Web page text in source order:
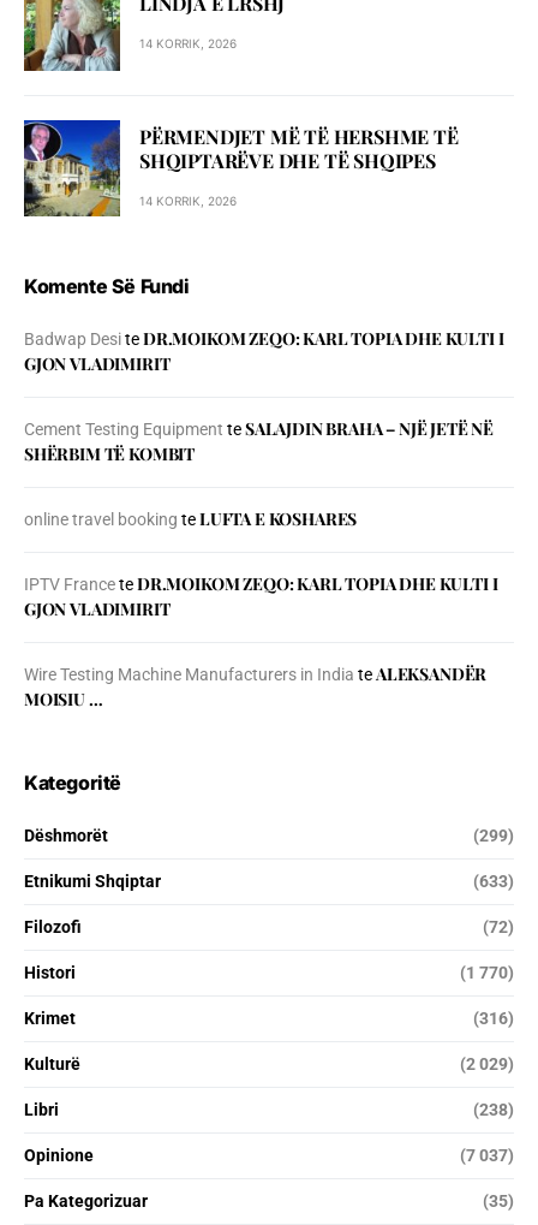
14 KORRIK, 2026
PËRMENDJET MË TË HERSHME TË
SHQIPTARËVE DHE TË SHQIPES
14 KORRIK, 2026
Komente Së Fundi
Badwap DesiteDR.MOIKOM ZEQO: KARL TOPIA DHE KULTI I
GJON VLADIMIRIT
Cement Testing Equipment teSALAJDIN BRAHA – NJЁ JETЁ NЁ
SHЁRBIM TЁ KOMBIT
online travel booking teLUFTA E KOSHARES
IPTV FranceteDR.MOIKOM ZEQO: KARL TOPIA DHE KULTI I
GJON VLADIMIRIT
Wire Testing Machine Manufacturers in India teALEKSANDËR
MOISIU …
Kategoritë
Dëshmorët (299)
Etnikumi Shqiptar (633)
Filozofi (72)
Histori (1 770)
Krimet (316)
Kulturë (2 029)
Libri (238)
Opinione (7 037)
Pa Kategorizuar (35)